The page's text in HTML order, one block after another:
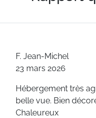
F. Jean-Michel
23 mars 2026
Hébergement très
belle vue. Bien
Chaleureux